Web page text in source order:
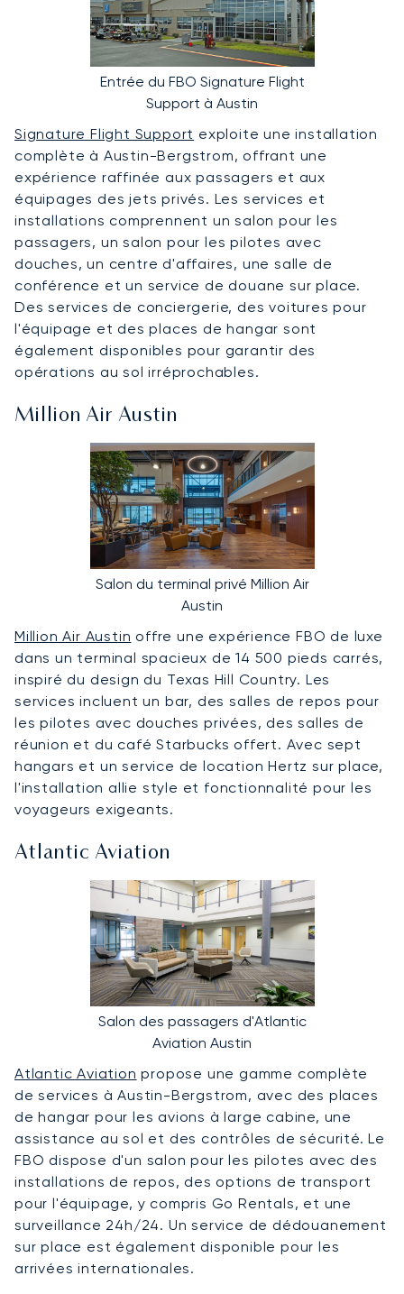
Entrée du FBO Signature Flight
Support à Austin
Signature Flight Support exploite une installation
complète à Austin-Bergstrom, offrant une
expérience raffinée aux passagers et aux
équipages des jets privés. Les services et
installations comprennent un salon pour les
passagers, un salon pour les pilotes avec
douches, un centre d'affaires, une salle de
conférence et un service de douane sur place.
Des services de conciergerie, des voitures pour
l'équipage et des places de hangar sont
également disponibles pour garantir des
opérations au sol irréprochables.
Million Air Austin
Salon du terminal privé Million Air
Austin
Million Air Austin offre une expérience FBO de luxe
dans un terminal spacieux de 14 500 pieds carrés,
inspiré du design du Texas Hill Country. Les
services incluent un bar, des salles de repos pour
les pilotes avec douches privées, des salles de
réunion et du café Starbucks offert. Avec sept
hangars et un service de location Hertz sur place,
l'installation allie style et fonctionnalité pour les
voyageurs exigeants.
Atlantic Aviation
Salon des passagers d'Atlantic
Aviation Austin
Atlantic Aviation propose une gamme complète
de services à Austin-Bergstrom, avec des places
de hangar pour les avions à large cabine, une
assistance au sol et des contrôles de sécurité. Le
FBO dispose d'un salon pour les pilotes avec des
installations de repos, des options de transport
pour l'équipage, y compris Go Rentals, et une
surveillance 24h/24. Un service de dédouanement
sur place est également disponible pour les
arrivées internationales.